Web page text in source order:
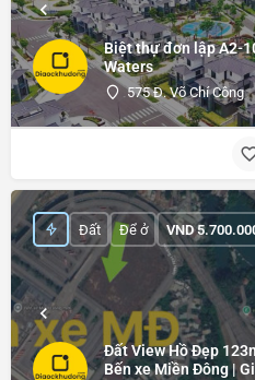
Biệt thự đơn lập A2-
Waters
575 Đ. Võ Chí Công
Đất View Hồ Đẹp
Bến xe Miền Đông |
Đất Để ở VND